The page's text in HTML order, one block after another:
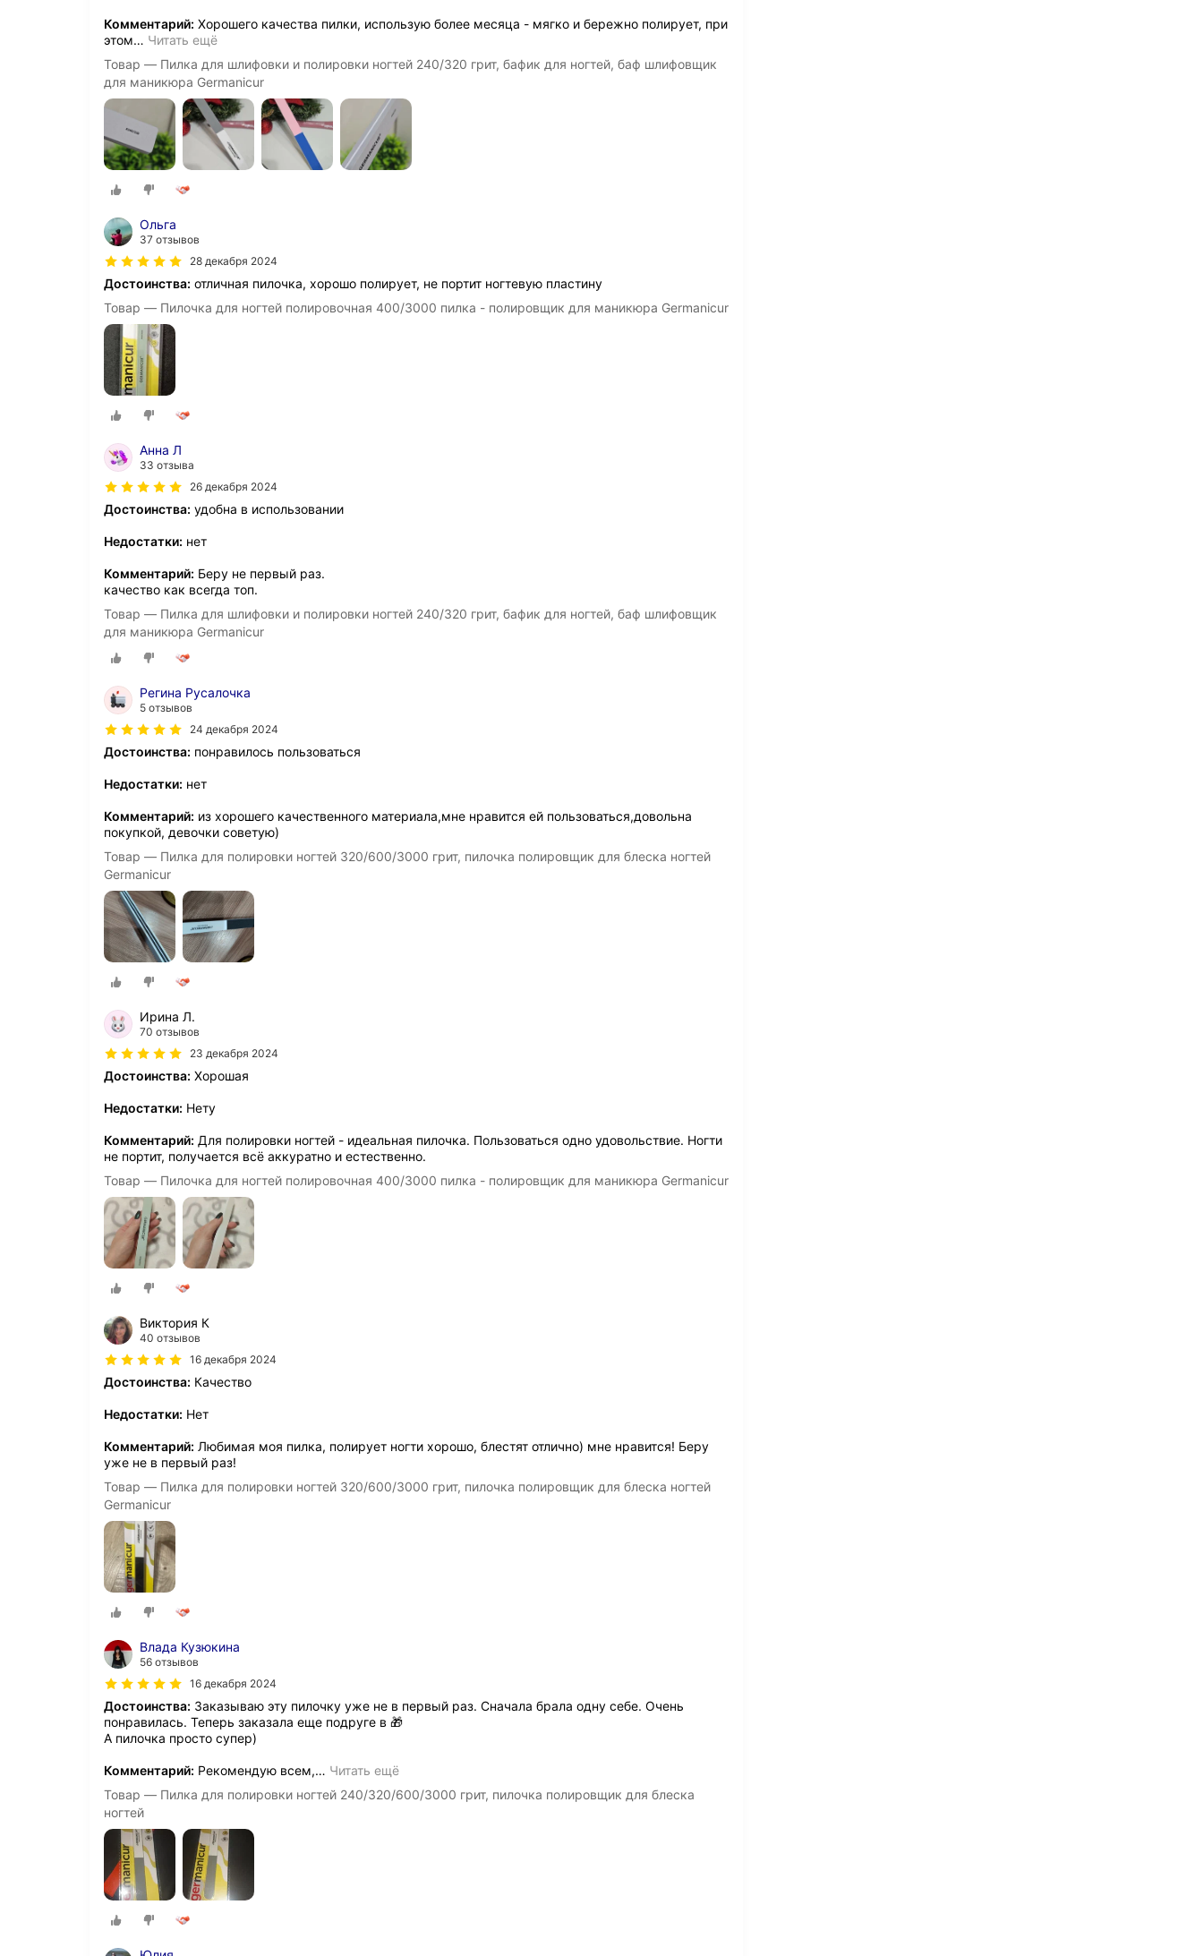
Комментарий: Хорошего качества пилки, использую более месяца - мягко и бережно полирует, при
этом… Читать ещё
Товар — Пилка для шлифовки и полировки ногтей 240/320 грит, бафик для ногтей, баф шлифовщик
для маникюра Germanicur
Ольга
37 отзывов
28 декабря 2024
Достоинства: отличная пилочка, хорошо полирует, не портит ногтевую пластину
Товар — Пилочка для ногтей полировочная 400/3000 пилка - полировщик для маникюра Germanicur
Анна Л
33 отзыва
26 декабря 2024
Достоинства: удобна в использовании
Недостатки: нет
Комментарий: Беру не первый раз.
качество как всегда топ.
Товар — Пилка для шлифовки и полировки ногтей 240/320 грит, бафик для ногтей, баф шлифовщик
для маникюра Germanicur
Регина Русалочка
5 отзывов
24 декабря 2024
Достоинства: понравилось пользоваться
Недостатки: нет
Комментарий: из хорошего качественного материала,мне нравится ей пользоваться,довольна
покупкой, девочки советую)
Товар — Пилка для полировки ногтей 320/600/3000 грит, пилочка полировщик для блеска ногтей
Germanicur
Ирина Л.
70 отзывов
23 декабря 2024
Достоинства: Хорошая
Недостатки: Нету
Комментарий: Для полировки ногтей - идеальная пилочка. Пользоваться одно удовольствие. Ногти
не портит, получается всё аккуратно и естественно.
Товар — Пилочка для ногтей полировочная 400/3000 пилка - полировщик для маникюра Germanicur
Виктория К
40 отзывов
16 декабря 2024
Достоинства: Качество
Недостатки: Нет
Комментарий: Любимая моя пилка, полирует ногти хорошо, блестят отлично) мне нравится! Беру
уже не в первый раз!
Товар — Пилка для полировки ногтей 320/600/3000 грит, пилочка полировщик для блеска ногтей
Germanicur
Влада Кузюкина
56 отзывов
16 декабря 2024
Достоинства: Заказываю эту пилочку уже не в первый раз. Сначала брала одну себе. Очень
понравилась. Теперь заказала еще подруге в 🎁
А пилочка просто супер)
Комментарий: Рекомендую всем,… Читать ещё
Товар — Пилка для полировки ногтей 240/320/600/3000 грит, пилочка полировщик для блеска
ногтей